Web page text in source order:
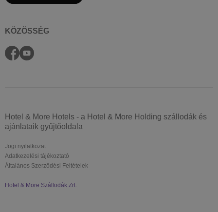
KÖZÖSSÉG
Hotel & More Hotels - a Hotel & More Holding szállodák és
ajánlataik gyűjtőoldala
Jogi nyilatkozat
Adatkezelési tájékoztató
Általános Szerződési Feltételek
Hotel & More Szállodák Zrt.